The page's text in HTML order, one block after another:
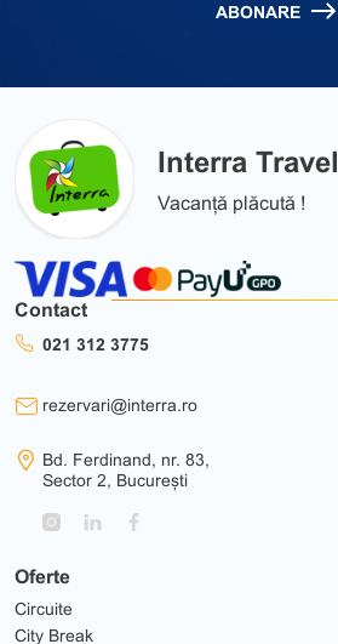
ABONARE
Interra Travel
Vacanță plăcută !
Oferte
Circuite
City Break
Contact
021 312 3775
rezervari@interra.ro
Bd. Ferdinand, nr. 83,
Sector 2, București